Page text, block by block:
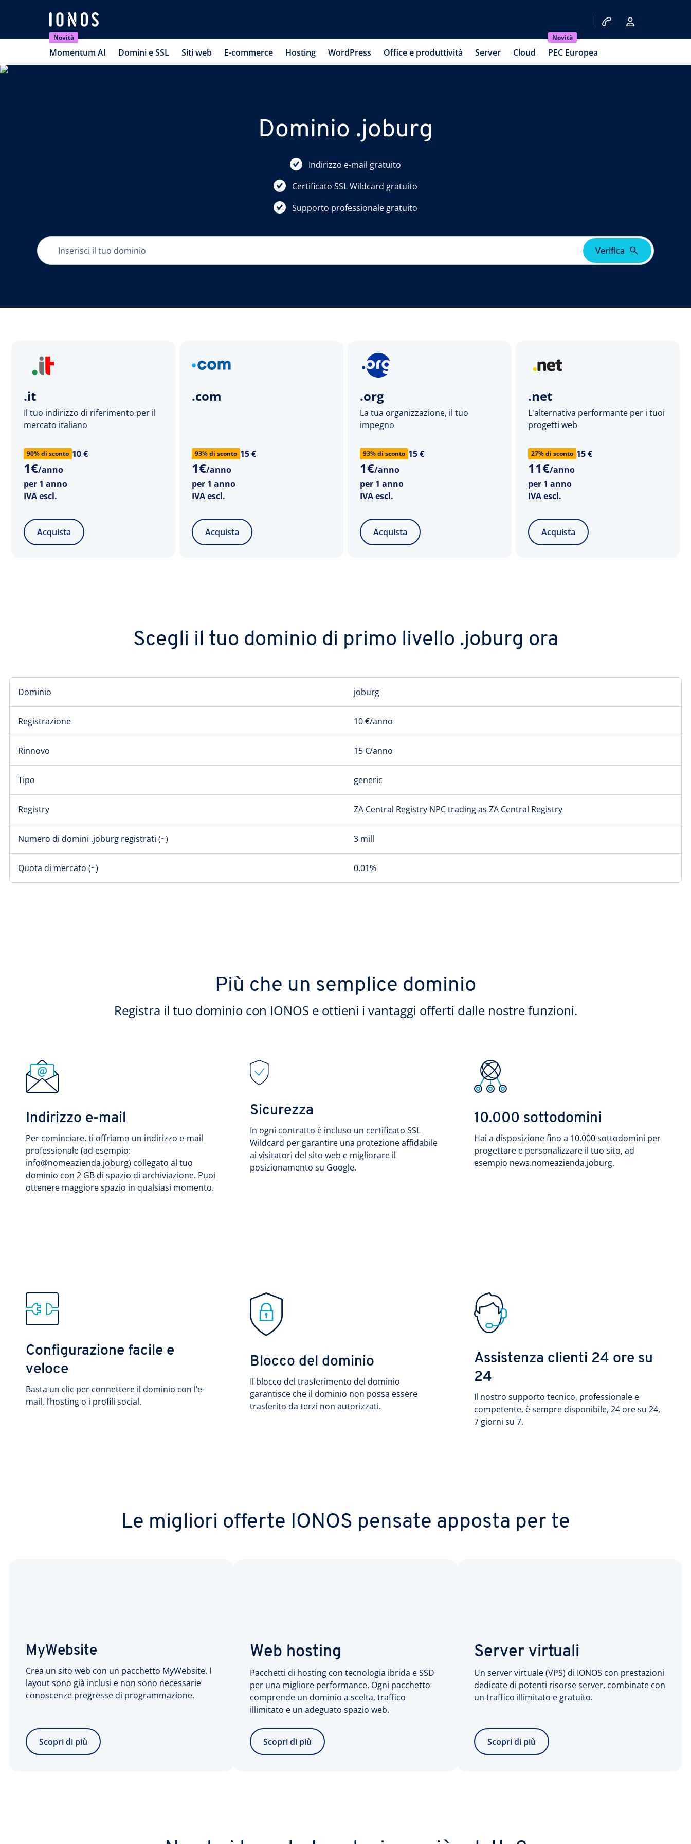
Novità
Momentum AI Domini e SSL Siti web E-commerce Hosting WordPress Office e produttività Server Cloud
Novità
PEC Europea
Dominio .joburg
Indirizzo e-mail gratuito
Certificato SSL Wildcard gratuito
Supporto professionale gratuito
Verifica
.it
Il tuo indirizzo di riferimento per il
mercato italiano
90% di sconto 10 €
1€/anno
per 1 anno
IVA escl.
Acquista
.com
93% di sconto 15 €
1€/anno
per 1 anno
IVA escl.
Acquista
.org
La tua organizzazione, il tuo
impegno
93% di sconto 15 €
1€/anno
per 1 anno
IVA escl.
Acquista
.net
L'alternativa performante per i tuoi
progetti web
27% di sconto 15 €
11€/anno
per 1 anno
IVA escl.
Acquista
Scegli il tuo dominio di primo livello .joburg ora
Dominio joburg
Registrazione 10 €/anno
Rinnovo 15 €/anno
Tipo generic
Registry ZA Central Registry NPC trading as ZA Central Registry
Numero di domini .joburg registrati (~) 3 mill
Quota di mercato (~) 0,01%
Più che un semplice dominio
Registra il tuo dominio con IONOS e ottieni i vantaggi offerti dalle nostre funzioni.
Indirizzo e-mail
Per cominciare, ti offriamo un indirizzo e-mail
professionale (ad esempio:
info@nomeazienda.joburg) collegato al tuo
dominio con 2 GB di spazio di archiviazione. Puoi
ottenere maggiore spazio in qualsiasi momento.
Sicurezza
In ogni contratto è incluso un certificato SSL
Wildcard per garantire una protezione affidabile
ai visitatori del sito web e migliorare il
posizionamento su Google.
10.000 sottodomini
Hai a disposizione fino a 10.000 sottodomini per
progettare e personalizzare il tuo sito, ad
esempio news.nomeazienda.joburg.
Configurazione facile e
veloce
Basta un clic per connettere il dominio con l’e-
mail, l’hosting o i profili social.
Blocco del dominio
Il blocco del trasferimento del dominio
garantisce che il dominio non possa essere
trasferito da terzi non autorizzati.
Assistenza clienti 24 ore su
24
Il nostro supporto tecnico, professionale e
competente, è sempre disponibile, 24 ore su 24,
7 giorni su 7.
Le migliori offerte IONOS pensate apposta per te
MyWebsite
Crea un sito web con un pacchetto MyWebsite. I
layout sono già inclusi e non sono necessarie
conoscenze pregresse di programmazione.
Scopri di più
Web hosting
Pacchetti di hosting con tecnologia ibrida e SSD
per una migliore performance. Ogni pacchetto
comprende un dominio a scelta, traffico
illimitato e un adeguato spazio web.
Scopri di più
Server virtuali
Un server virtuale (VPS) di IONOS con prestazioni
dedicate di potenti risorse server, combinate con
un traffico illimitato e gratuito.
Scopri di più